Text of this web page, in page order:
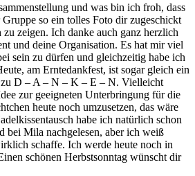
und was bin ich froh, dass
Gruppe so ein tolles Foto dir zugeschickt
zeigen. Ich danke auch ganz herzlich
und deine Organisation. Es hat mir viel
sein zu dürfen und gleichzeitig habe ich
am Erntedankfest, ist sogar gleich ein
zu D – A – N – K – E – N. Vielleicht
zur geeigneten Unterbringung für die
heute noch umzusetzen, das wäre
habe ich natürlich schon
bei Mila nachgelesen, aber ich weiß
schaffe. Ich werde heute noch in
schönen Herbstsonntag wünscht dir